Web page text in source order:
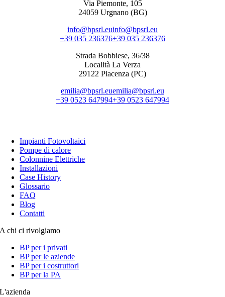
Via Piemonte, 105
24059 Urgnano (BG)
info@bpsrl.euinfo@bpsrl.eu
+39 035 236376+39 035 236376
Strada Bobbiese, 36/38
Località La Verza
29122 Piacenza (PC)
emilia@bpsrl.euemilia@bpsrl.eu
+39 0523 647994+39 0523 647994
Impianti Fotovoltaici
Pompe di calore
Colonnine Elettriche
Installazioni
Case History
Glossario
FAQ
Blog
Contatti
A chi ci rivolgiamo
BP per i privati
BP per le aziende
BP per i costruttori
BP per la PA
L'azienda